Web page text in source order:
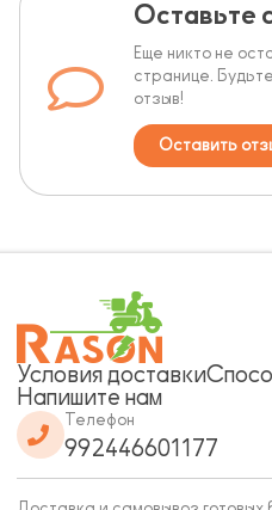
Оставьте
Еще никто не
странице.
отзыв!
Оставить
Условия доставки
Напишите нам
Телефон
992446601177